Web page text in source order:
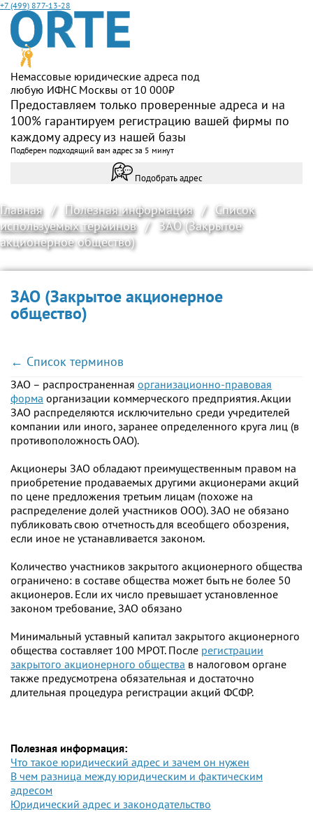
+7 (499) 877-13-28
Немассовые юридические адреса под
любую ИФНС Москвы от 10 000₽
Предоставляем только проверенные адреса и на
100% гарантируем регистрацию вашей фирмы по
каждому адресу из нашей базы
Подберем подходящий вам адрес за 5 минут
Подобрать адрес
Главная / Полезная информация / Список
используемых терминов /
ЗАО (Закрытое
акционерное общество)
ЗАО (Закрытое акционерное
общество)
← Список терминов
ЗАО – распространенная организационно-правовая
форма организации коммерческого предприятия. Акции
ЗАО распределяются исключительно среди учредителей
компании или иного, заранее определенного круга лиц (в
противоположность ОАО).
Акционеры ЗАО обладают преимущественным правом на
приобретение продаваемых другими акционерами акций
по цене предложения третьим лицам (похоже на
распределение долей участников ООО). ЗАО не обязано
публиковать свою отчетность для всеобщего обозрения,
если иное не устанавливается законом.
Количество участников закрытого акционерного общества
ограничено: в составе общества может быть не более 50
акционеров. Если их число превышает установленное
законом требование, ЗАО обязано
Минимальный уставный капитал закрытого акционерного
общества составляет 100 МРОТ. После регистрации
закрытого акционерного общества в налоговом органе
также предусмотрена обязательная и достаточно
длительная процедура регистрации акций ФСФР.
Полезная информация:
Что такое юридический адрес и зачем он нужен
В чем разница между юридическим и фактическим
адресом
Юридический адрес и законодательство